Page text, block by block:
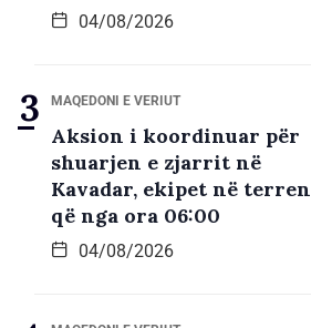
04/08/2026
MAQEDONI E VERIUT
Aksion i koordinuar për
shuarjen e zjarrit në
Kavadar, ekipet në terren
që nga ora 06:00
04/08/2026